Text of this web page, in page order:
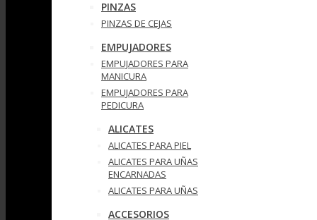
PINZAS
PINZAS DE CEJAS
EMPUJADORES
EMPUJADORES PARA
MANICURA
EMPUJADORES PARA
PEDICURA
ALICATES
ALICATES PARA PIEL
ALICATES PARA UÑAS
ENCARNADAS
ALICATES PARA UÑAS
ACCESORIOS